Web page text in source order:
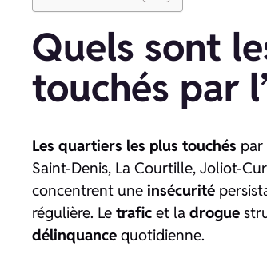
Quels sont
touchés par
Les quartiers les plus touchés par
Saint-Denis, La Courtille, Joliot-
concentrent une insécurité
régulière. Le trafic et la drogue
délinquance quotidienne.